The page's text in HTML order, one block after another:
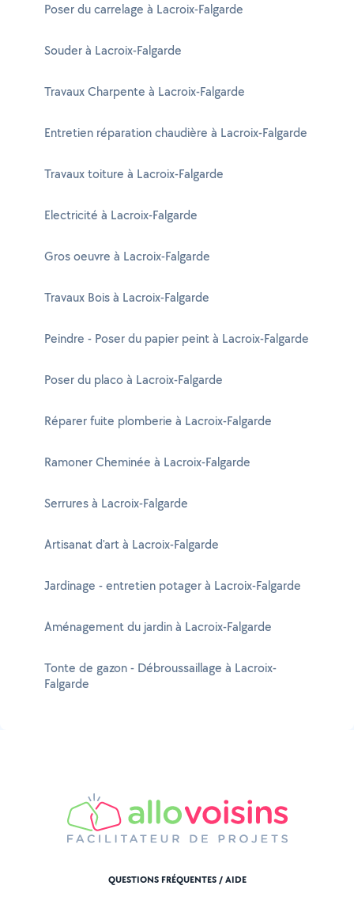
Poser du carrelage à Lacroix-Falgarde
Souder à Lacroix-Falgarde
Travaux Charpente à Lacroix-Falgarde
Entretien réparation chaudière à Lacroix-Falgarde
Travaux toiture à Lacroix-Falgarde
Electricité à Lacroix-Falgarde
Gros oeuvre à Lacroix-Falgarde
Travaux Bois à Lacroix-Falgarde
Peindre - Poser du papier peint à Lacroix-Falgarde
Poser du placo à Lacroix-Falgarde
Réparer fuite plomberie à Lacroix-Falgarde
Ramoner Cheminée à Lacroix-Falgarde
Serrures à Lacroix-Falgarde
Artisanat d'art à Lacroix-Falgarde
Jardinage - entretien potager à Lacroix-Falgarde
Aménagement du jardin à Lacroix-Falgarde
Tonte de gazon - Débroussaillage à Lacroix-
Falgarde
QUESTIONS FRÉQUENTES / AIDE